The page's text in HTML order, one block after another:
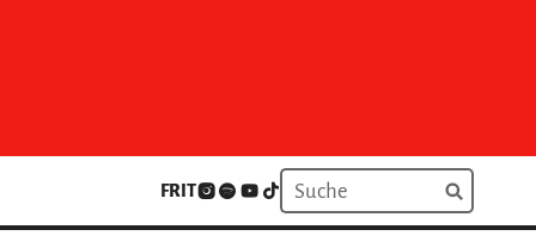
FRIT